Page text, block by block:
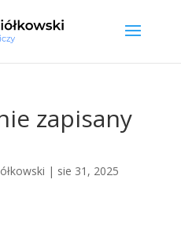
zapisany
| sie 31, 2025